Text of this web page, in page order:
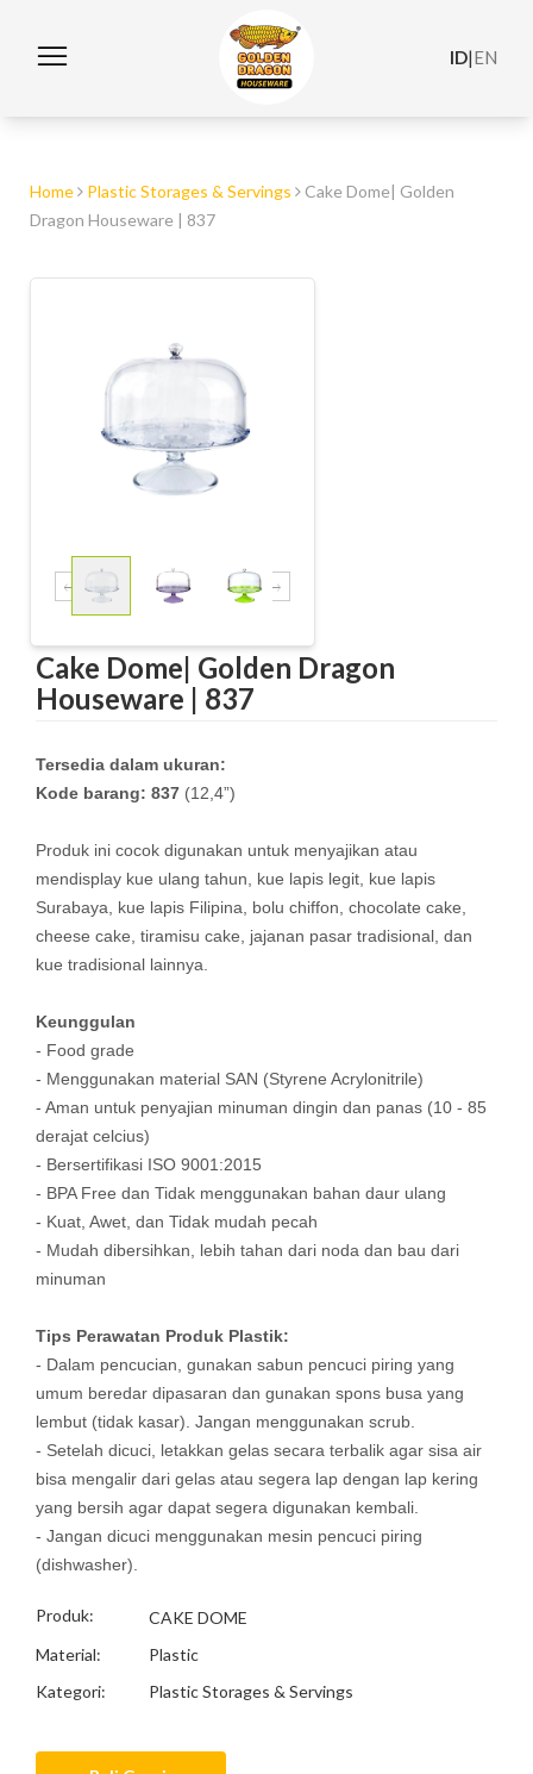
ID|EN
Home Plastic Storages & Servings
Cake Dome| Golden
Dragon Houseware | 837
Cake Dome| Golden Dragon
Houseware | 837
Tersedia dalam ukuran:
Kode barang: 837 (12,4”)
Produk ini cocok digunakan untuk menyajikan atau
mendisplay kue ulang tahun, kue lapis legit, kue lapis
Surabaya, kue lapis Filipina, bolu chiffon, chocolate cake,
cheese cake, tiramisu cake, jajanan pasar tradisional, dan
kue tradisional lainnya.
Keunggulan
- Food grade
- Menggunakan material SAN (Styrene Acrylonitrile)
- Aman untuk penyajian minuman dingin dan panas (10 - 85
derajat celcius)
- Bersertifikasi ISO 9001:2015
- BPA Free dan Tidak menggunakan bahan daur ulang
- Kuat, Awet, dan Tidak mudah pecah
- Mudah dibersihkan, lebih tahan dari noda dan bau dari
minuman
Tips Perawatan Produk Plastik:
- Dalam pencucian, gunakan sabun pencuci piring yang
umum beredar dipasaran dan gunakan spons busa yang
lembut (tidak kasar). Jangan menggunakan scrub.
- Setelah dicuci, letakkan gelas secara terbalik agar sisa air
bisa mengalir dari gelas atau segera lap dengan lap kering
yang bersih agar dapat segera digunakan kembali.
- Jangan dicuci menggunakan mesin pencuci piring
(dishwasher).
Produk:
CAKE DOME
Material:
Plastic
Kategori:
Plastic Storages & Servings